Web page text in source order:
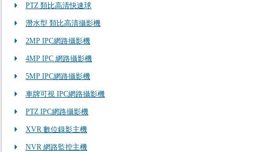
PTZ 類比高清快速球
潛水型 類比高清攝影機
2MP IPC網路攝影機
4MP IPC 網路攝影機
5MP IPC網路攝影機
車牌可視 IPC網路攝影機
PTZ IPC網路攝影機
XVR 數位錄影主機
NVR 網路監控主機